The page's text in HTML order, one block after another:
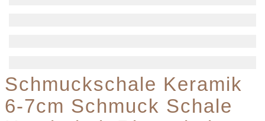
Schmuckschale Keramik
6-7cm Schmuck Schale